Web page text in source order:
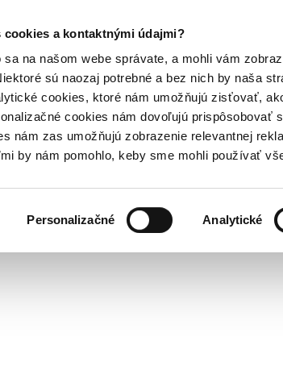
cookies a kontaktnými údajmi?
na našom webe správate, a mohli vám
sú naozaj potrebné a bez nich by naša
cookies, ktoré nám umožňujú zisťovať,
cookies nám dovoľujú prispôsobovať
nám zas umožňujú zobrazenie relevantnej
by nám pomohlo, keby sme mohli používať
Personalizačné Analytické